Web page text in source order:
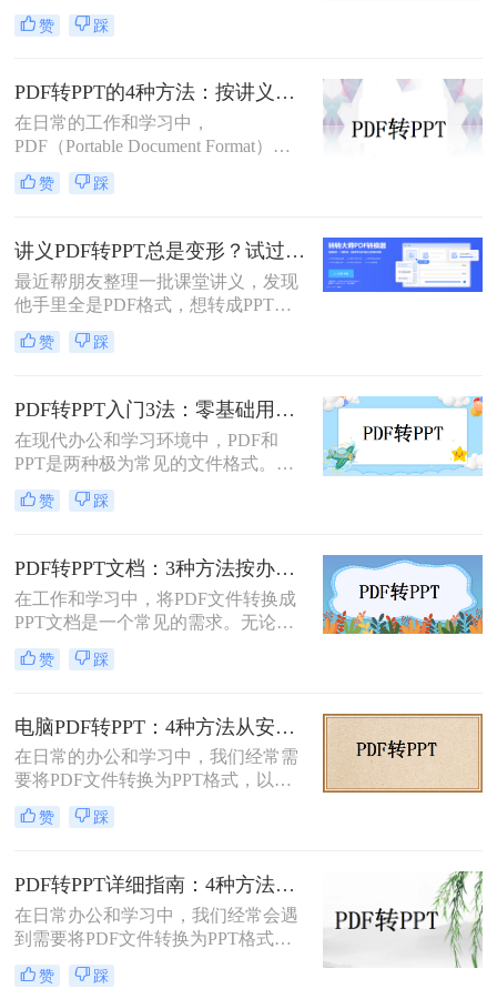
进行演示或编辑。PDF文件以其固定
格式和跨平台的优势而广受欢迎，但
和动态展示效果。那么pdf转ppt怎么
操作呢？本文将介绍五种将PDF转换
为PPT的方法，帮助您轻松完成这一
任务。
赞 踩
PDF转PPT的4种方法：按讲义、合同、报告3种文件类型选！
在日常的工作和学习中，
PDF（Portable Document Format）因
其格式稳定、跨平台兼容等优点而广
泛应用。然而，在某些场合下，我们
PPT（PowerPoint）格式，以便进行演
示或编辑。虽然PDF到PPT的转换可
能不如其他格式转换那样直接，但通
过一些方法和工具，我们仍然可以实
现这一目的。本文将详细介绍怎么把
pdf转换成ppt的几种方法，以及相关
赞 踩
讲义PDF转PPT总是变形？试过这几个办法真管用！
最近帮朋友整理一批课堂讲义，发现
他手里全是PDF格式，想转成PPT讲
课用，结果试了好几个工具，不是字
体乱码就是排版错位，气得他差点把
转ppt”这个问题，说到底要看你的
PDF是纯文字扫描件、带复杂表格的
课件，还是带大量图片的教案——不
同情况方法完全不同。下面我按实际
使用场景，把试过好用的几个方法整
理出来，不吹不黑，优缺点都说明
赞 踩
PDF转PPT入门3法：零基础用户的操作要点和注意事项！
在现代办公和学习环境中，PDF和
PPT是两种极为常见的文件格式。
PDF因其固定格式的特点而受到广泛
欢迎，尤其适合用于合同、学术论文
而，当这些静态内容需要被进一步编
辑或在公共场合展示时，将其转换为
PPT格式成为了一种常见的需求。那
么PDF如何转为PPT呢？本文将详细
介绍三种将PDF转换为PPT的方法，
帮助您根据自己的实际需求选择最合
赞 踩
PDF转PPT文档：3种方法按办公场景（汇报/教学/合同）选择！
在工作和学习中，将PDF文件转换成
PPT文档是一个常见的需求。无论是
为了制作演示文稿、提取内容还是重
新排版，掌握几种有效的转换方法都
ppt文档呢？本文将介绍三种常用的
PDF转PPT的方法，帮助您轻松完成
PDF到PPT的转换。
赞 踩
电脑PDF转PPT：4种方法从安装到输出的完整对比！
在日常的办公和学习中，我们经常需
要将PDF文件转换为PPT格式，以便
更好地进行演示和编辑。那么电脑如
何PDF转PPT呢？以下介绍四种常见
赞 踩
PDF转PPT详细指南：4种方法的参数配置和输出效果调优！
在日常办公和学习中，我们经常会遇
到需要将PDF文件转换为PPT格式的
情况。无论是为了便于演示还是进一
步编辑，掌握有效的转换方法都是必
赞 踩